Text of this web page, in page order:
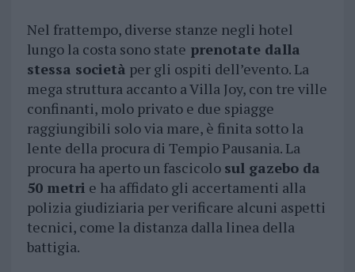
Nel frattempo, diverse stanze negli hotel
lungo la costa sono state prenotate dalla
stessa società per gli ospiti dell’evento. La
mega struttura accanto a Villa Joy, con tre ville
confinanti, molo privato e due spiagge
raggiungibili solo via mare, è finita sotto la
lente della procura di Tempio Pausania. La
procura ha aperto un fascicolo sul gazebo da
50 metri e ha affidato gli accertamenti alla
polizia giudiziaria per verificare alcuni aspetti
tecnici, come la distanza dalla linea della
battigia.